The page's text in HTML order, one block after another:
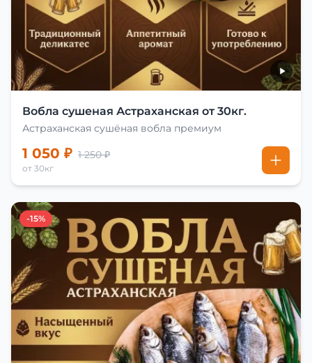
Вобла сушеная Астраханская от 30кг.
Астраханская сушёная вобла премиум
1 050 ₽ 1 250 ₽
от 30кг
-15%